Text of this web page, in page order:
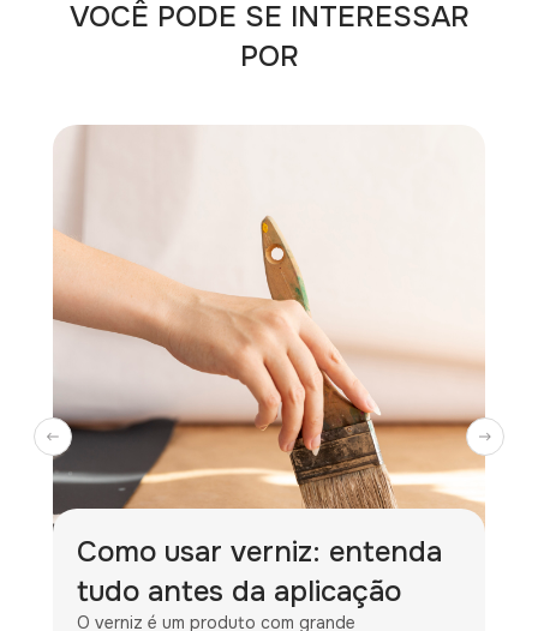
VOCÊ PODE SE INTERESSAR
POR
Como usar verniz: entenda
tudo antes da aplicação
O verniz é um produto com grande